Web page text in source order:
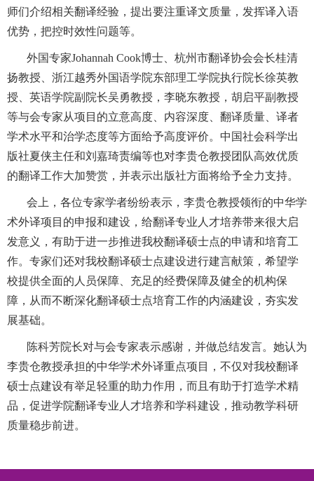
师们介绍相关翻译经验，提出要注重译文质量，发挥译入语
优势，把控时效性问题等。
外国专家Johannah Cook博士、杭州市翻译协会会长桂清
扬教授、浙江越秀外国语学院东部理工学院执行院长徐英教
授、英语学院副院长吴勇教授，李晓东教授，胡启平副教授
等与会专家从项目的立意高度、内容深度、翻译质量、译者
学术水平和治学态度等方面给予高度评价。中国社会科学出
版社夏侠主任和刘嘉琦责编等也对李贵仓教授团队高效优质
的翻译工作大加赞赏，并表示出版社方面将给予全力支持。
会上，各位专家学者纷纷表示，李贵仓教授领衔的中华学
术外译项目的申报和建设，给翻译专业人才培养带来很大启
发意义，有助于进一步推进我校翻译硕士点的申请和培育工
作。专家们还对我校翻译硕士点建设进行建言献策，希望学
校提供全面的人员保障、充足的经费保障及健全的机构保
障，从而不断深化翻译硕士点培育工作的内涵建设，夯实发
展基础。
陈科芳院长对与会专家表示感谢，并做总结发言。她认为
李贵仓教授承担的中华学术外译重点项目，不仅对我校翻译
硕士点建设有举足轻重的助力作用，而且有助于打造学术精
品，促进学院翻译专业人才培养和学科建设，推动教学科研
质量稳步前进。